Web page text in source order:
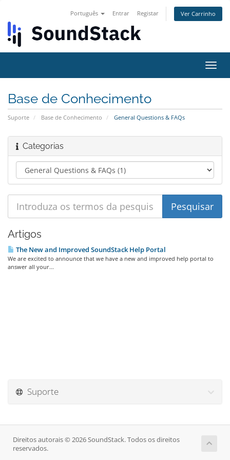
Português Entrar Registar Ver Carrinho
Base de Conhecimento
Suporte Base de Conhecimento General Questions & FAQs
Categorias
Artigos
The New and Improved SoundStack Help Portal
We are excited to announce that we have a new and improved help portal to
answer all your...
Suporte
Direitos autorais © 2026 SoundStack. Todos os direitos
reservados.